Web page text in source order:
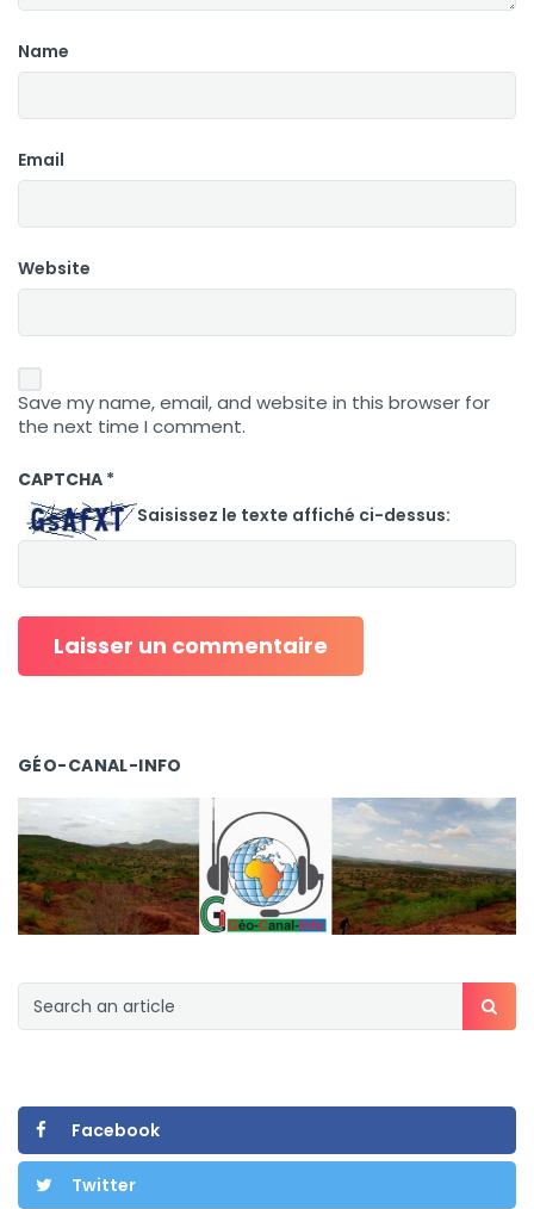
Name
Email
Website
Save my name, email, and website in this browser for
the next time I comment.
CAPTCHA *
Saisissez le texte affiché ci-dessus:
GÉO-CANAL-INFO
Facebook
Twitter